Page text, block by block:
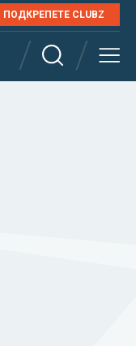
ПОДКРЕПЕТЕ CLUBZ